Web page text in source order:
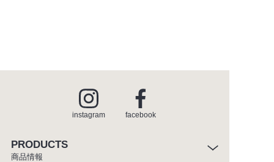
instagram facebook
PRODUCTS
商品情報